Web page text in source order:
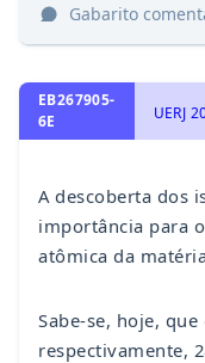
Gabarito
EB267905-
6E
A descoberta dos
importância para
atômica da
Sabe-se, hoje,
respectivamente,